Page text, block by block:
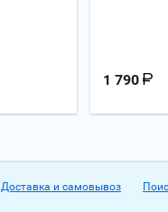
1 790
Доставка и самовывоз